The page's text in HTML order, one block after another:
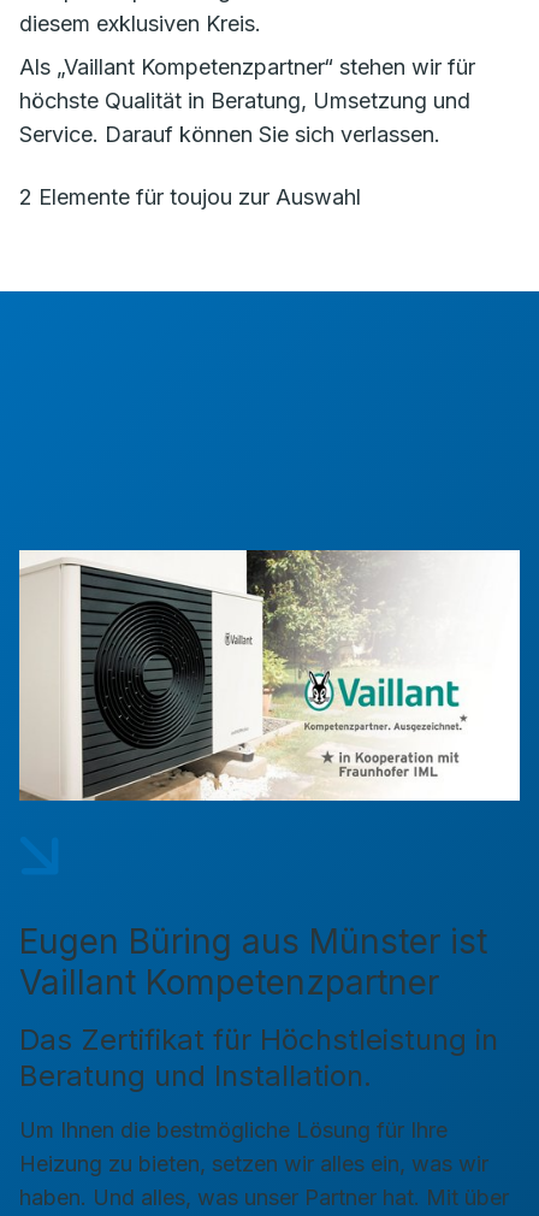
diesem exklusiven Kreis.
Als „Vaillant Kompetenzpartner“ stehen wir für
höchste Qualität in Beratung, Umsetzung und
Service. Darauf können Sie sich verlassen.
2 Elemente für toujou zur Auswahl
Eugen Büring aus Münster ist
Vaillant Kompetenzpartner
Das Zertifikat für Höchstleistung in
Beratung und Installation.
Um Ihnen die bestmögliche Lösung für Ihre
Heizung zu bieten, setzen wir alles ein, was wir
haben. Und alles, was unser Partner hat. Mit über